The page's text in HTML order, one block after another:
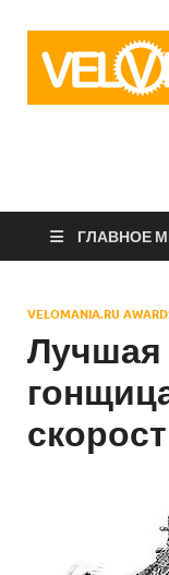
ГЛАВНОЕ
VELOMANIA.RU